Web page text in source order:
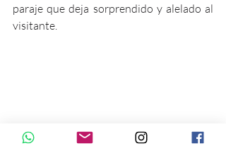
paraje que deja sorprendido y alelado al
visitante.